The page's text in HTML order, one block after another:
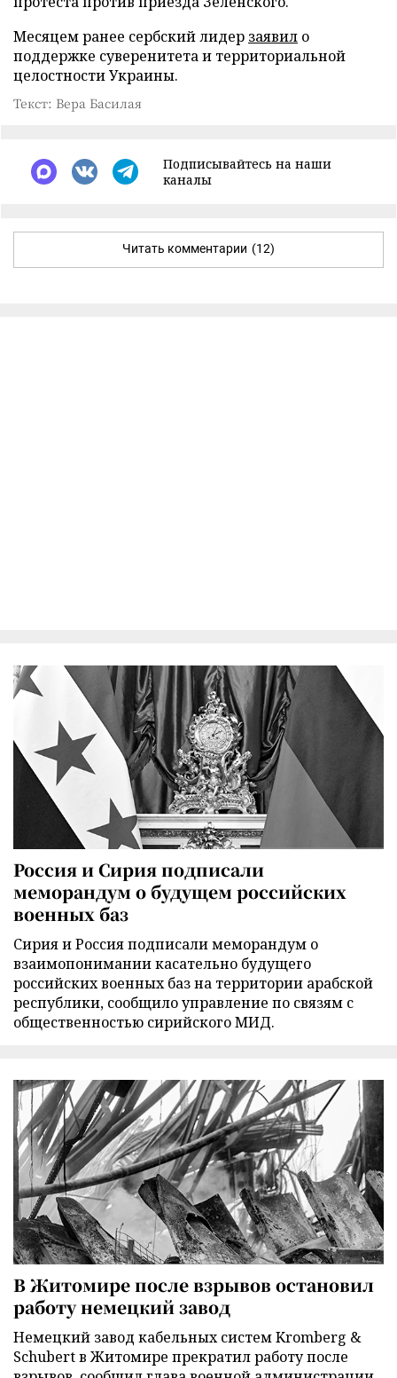
Месяцем ранее сербский лидер заявил о
поддержке суверенитета и территориальной
целостности Украины.
Текст: Вера Басилая
Подписывайтесь на наши
каналы
Читать комментарии (12)
Россия и Сирия подписали
меморандум о будущем российских
военных баз
Сирия и Россия подписали меморандум о
взаимопонимании касательно будущего
российских военных баз на территории арабской
республики, сообщило управление по связям с
общественностью сирийского МИД.
В Житомире после взрывов остановил
работу немецкий завод
Немецкий завод кабельных систем Kromberg &
Schubert в Житомире прекратил работу после